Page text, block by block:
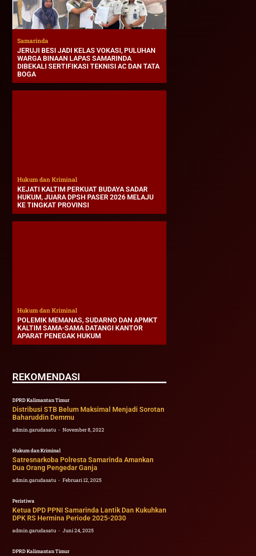
Samarinda
JERUJI BESI JADI KELAS VOKASI, PULUHAN
WARGA BINAAN LAPAS SAMARINDA
DIBEKALI SERTIFIKASI TEKNISI AC DAN TATA
BOGA
Hukum dan Kriminal
KEJATI KALTIM PERKUAT BUDAYA SADAR
HUKUM, JUARA DPSH PASER 2026 MELAJU
KE TINGKAT PROVINSI
Hukum dan Kriminal
POLEMIK MEMANAS, SUDARNO DAN APMKT
KALTIM SAMA-SAMA DATANGI KANTOR
APARAT PENEGAK HUKUM
REKOMENDASI
DPRD Kalimantan Timur
Distribusi STB Belum Maksimal Menjadi Sorotan
Baharuddin Demmu
admin.garudasatu November 8, 2022
Hukum dan Kriminal
Satresnarkoba Polresta Samarinda Amankan
Dua Orang Pengedar Ganja
admin.garudasatu Februari 12, 2025
Peristiwa
Ketua DPD PPNI Samarinda Lantik Dan Kukuhkan
DPK RS Hermina Periode 2025-2030
admin.garudasatu Juni 24, 2025
DPRD Kalimantan Timur